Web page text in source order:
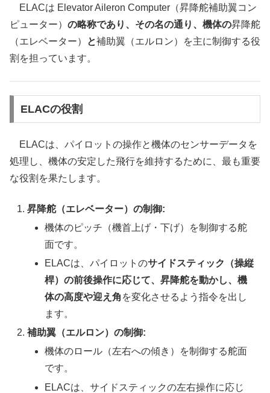
ELACは Elevator Aileron Computer（昇降舵補助翼コン
ピューター） の略称であり、その名の通り、機体の昇降舵
（エレベーター）
と補助翼（エルロン）を主に制御する役
割を担っています。
ELACの役割
ELACは、パイロットの操作と機体のセンサーデータを
処理し、機体の安定した飛行を維持するために、最も重要
な役割を果たします。
昇降舵（エレベーター）の制御:
機体のピッチ（機首上げ・下げ）を制御する舵
面です。
ELACは、パイロットのサイドスティック（操縦
桿）の前後操作に応じて、昇降舵を動かし、機
体の高度や迎え角 を変化させるよう指令を出し
ます。
補助翼（エルロン）の制御:
機体のロール（左右への傾き）を制御する舵面
です。
ELACは、サイドスティックの左右操作に応じ